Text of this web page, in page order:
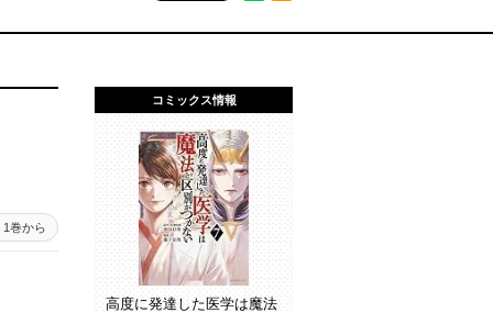
1巻から
コミックス情報
高度に発達した医学は魔法